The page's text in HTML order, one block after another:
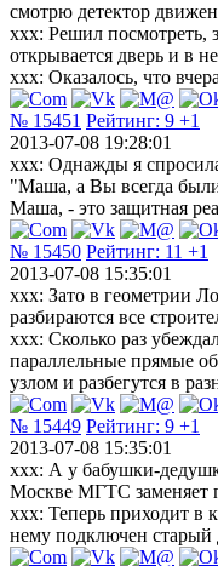
смотрю детектор
xxx: Решил посмотреть,
открывается дверь и в
xxx: Оказалось, что
№ 15451 Рейтинг: 9 +1
2013-07-08 19:28:01
ххх: Однажды я
"Маша, а Вы всегда
Маша, - это защитная
№ 15450 Рейтинг: 11 +1
2013-07-08 15:35:01
xxx: Зато в геометрии
разбираются все
xxx: Сколько раз
параллельные прямые
узлом и разбегутся в
№ 15449 Рейтинг: 9 +1
2013-07-08 15:35:01
xxx: А у бабушки-
Москве МГТС заменяет
xxx: Теперь приходит в
нему подключен старый